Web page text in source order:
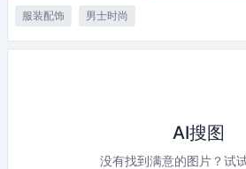
服装配饰 男士时尚
AI搜图
没有找到满意的图片？试